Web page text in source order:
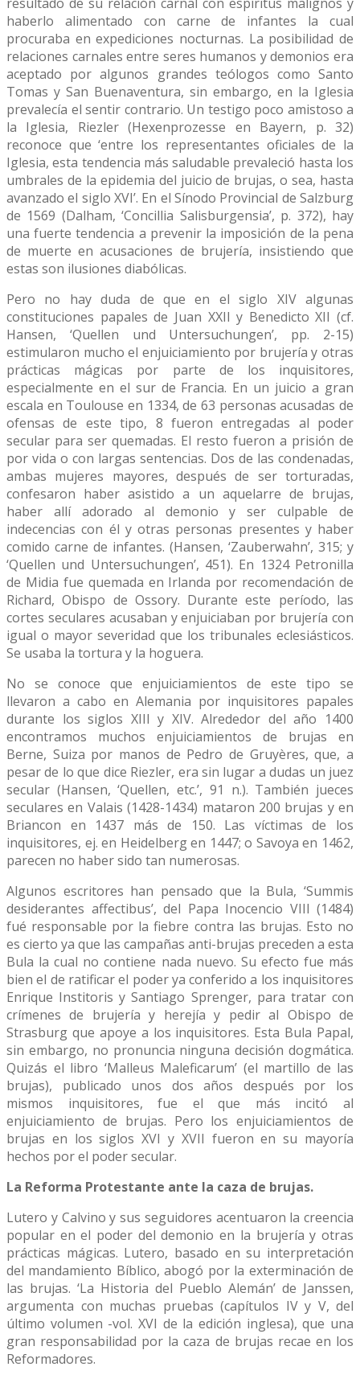
haberlo alimentado con carne de infantes la cual
procuraba en expediciones nocturnas. La posibilidad de
relaciones carnales entre seres humanos y demonios era
aceptado por algunos grandes teólogos como Santo
Tomas y San Buenaventura, sin embargo, en la Iglesia
prevalecía el sentir contrario. Un testigo poco amistoso a
la Iglesia, Riezler (Hexenprozesse en Bayern, p. 32)
reconoce que ‘entre los representantes oficiales de la
Iglesia, esta tendencia más saludable prevaleció hasta los
umbrales de la epidemia del juicio de brujas, o sea, hasta
avanzado el siglo XVI’. En el Sínodo Provincial de Salzburg
de 1569 (Dalham, ‘Concillia Salisburgensia’, p. 372), hay
una fuerte tendencia a prevenir la imposición de la pena
de muerte en acusaciones de brujería, insistiendo que
estas son ilusiones diabólicas.
Pero no hay duda de que en el siglo XIV algunas
constituciones papales de Juan XXII y Benedicto XII (cf.
Hansen, ‘Quellen und Untersuchungen’, pp. 2-15)
estimularon mucho el enjuiciamiento por brujería y otras
prácticas mágicas por parte de los inquisitores,
especialmente en el sur de Francia. En un juicio a gran
escala en Toulouse en 1334, de 63 personas acusadas de
ofensas de este tipo, 8 fueron entregadas al poder
secular para ser quemadas. El resto fueron a prisión de
por vida o con largas sentencias. Dos de las condenadas,
ambas mujeres mayores, después de ser torturadas,
confesaron haber asistido a un aquelarre de brujas,
haber allí adorado al demonio y ser culpable de
indecencias con él y otras personas presentes y haber
comido carne de infantes. (Hansen, ‘Zauberwahn’, 315; y
‘Quellen und Untersuchungen’, 451). En 1324 Petronilla
de Midia fue quemada en Irlanda por recomendación de
Richard, Obispo de Ossory. Durante este período, las
cortes seculares acusaban y enjuiciaban por brujería con
igual o mayor severidad que los tribunales eclesiásticos.
Se usaba la tortura y la hoguera.
No se conoce que enjuiciamientos de este tipo se
llevaron a cabo en Alemania por inquisitores papales
durante los siglos XIII y XIV. Alrededor del año 1400
encontramos muchos enjuiciamientos de brujas en
Berne, Suiza por manos de Pedro de Gruyères, que, a
pesar de lo que dice Riezler, era sin lugar a dudas un juez
secular (Hansen, ‘Quellen, etc.’, 91 n.). También jueces
seculares en Valais (1428-1434) mataron 200 brujas y en
Briancon en 1437 más de 150. Las víctimas de los
inquisitores, ej. en Heidelberg en 1447; o Savoya en 1462,
parecen no haber sido tan numerosas.
Algunos escritores han pensado que la Bula, ‘Summis
desiderantes affectibus’, del Papa Inocencio VIII (1484)
fué responsable por la fiebre contra las brujas. Esto no
es cierto ya que las campañas anti-brujas preceden a esta
Bula la cual no contiene nada nuevo. Su efecto fue más
bien el de ratificar el poder ya conferido a los inquisitores
Enrique Institoris y Santiago Sprenger, para tratar con
crímenes de brujería y herejía y pedir al Obispo de
Strasburg que apoye a los inquisitores. Esta Bula Papal,
sin embargo, no pronuncia ninguna decisión dogmática.
Quizás el libro ‘Malleus Maleficarum’ (el martillo de las
brujas), publicado unos dos años después por los
mismos inquisitores, fue el que más incitó al
enjuiciamiento de brujas. Pero los enjuiciamientos de
brujas en los siglos XVI y XVII fueron en su mayoría
hechos por el poder secular.
La Reforma Protestante ante la caza de brujas.
Lutero y Calvino y sus seguidores acentuaron la creencia
popular en el poder del demonio en la brujería y otras
prácticas mágicas. Lutero, basado en su interpretación
del mandamiento Bíblico, abogó por la exterminación de
las brujas. ‘La Historia del Pueblo Alemán’ de Janssen,
argumenta con muchas pruebas (capítulos IV y V, del
último volumen -vol. XVI de la edición inglesa), que una
gran responsabilidad por la caza de brujas recae en los
Reformadores.